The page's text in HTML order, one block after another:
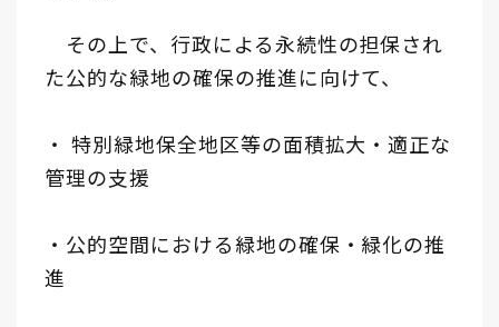
その上で、行政による永続性の担保され
た公的な緑地の確保の推進に向けて、
・ 特別緑地保全地区等の面積拡大・適正な
管理の支援
・公的空間における緑地の確保・緑化の推
進